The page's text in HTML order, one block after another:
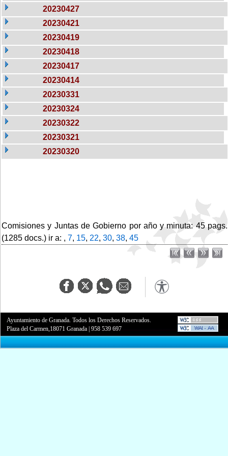
20230427
20230421
20230419
20230418
20230417
20230414
20230331
20230324
20230322
20230321
20230320
Comisiones y Juntas de Gobierno por año y minuta: 45 pags.
(1285 docs.) ir a: , 7, 15, 22, 30, 38, 45
Ayuntamiento de Granada. Todos los Derechos Reservados.
Plaza del Carmen,18071 Granada |958 539 697